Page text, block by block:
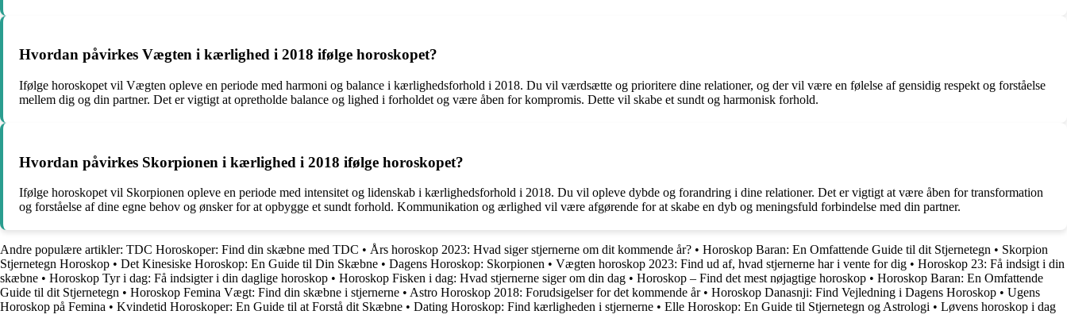
Hvordan påvirkes Vægten i kærlighed i 2018 ifølge horoskopet?
Ifølge horoskopet vil Vægten opleve en periode med harmoni og balance i kærlighedsforhold i 2018. Du vil værdsætte og prioritere dine relationer, og der vil være en følelse af gensidig respekt og forståelse
mellem dig og din partner. Det er vigtigt at opretholde balance og lighed i forholdet og være åben for kompromis. Dette vil skabe et sundt og harmonisk forhold.
Hvordan påvirkes Skorpionen i kærlighed i 2018 ifølge horoskopet?
Ifølge horoskopet vil Skorpionen opleve en periode med intensitet og lidenskab i kærlighedsforhold i 2018. Du vil opleve dybde og forandring i dine relationer. Det er vigtigt at være åben for transformation
og forståelse af dine egne behov og ønsker for at opbygge et sundt forhold. Kommunikation og ærlighed vil være afgørende for at skabe en dyb og meningsfuld forbindelse med din partner.
Andre populære artikler: TDC Horoskoper: Find din skæbne med TDC • Års horoskop 2023: Hvad siger stjernerne om dit kommende år? • Horoskop Baran: En Omfattende Guide til dit Stjernetegn • Skorpion
Stjernetegn Horoskop • Det Kinesiske Horoskop: En Guide til Din Skæbne • Dagens Horoskop: Skorpionen • Vægten horoskop 2023: Find ud af, hvad stjernerne har i vente for dig • Horoskop 23: Få indsigt i din
skæbne • Horoskop Tyr i dag: Få indsigter i din daglige horoskop • Horoskop Fisken i dag: Hvad stjernerne siger om din dag • Horoskop – Find det mest nøjagtige horoskop • Horoskop Baran: En Omfattende
Guide til dit Stjernetegn • Horoskop Femina Vægt: Find din skæbne i stjernerne • Astro Horoskop 2018: Forudsigelser for det kommende år• Horoskop Danasnji: Find Vejledning i Dagens Horoskop • Ugens
Horoskop på Femina • Kvindetid Horoskoper: En Guide til at Forstå dit Skæbne • Dating Horoskop: Find kærligheden i stjernerne • Elle Horoskop: En Guide til Stjernetegn og Astrologi • Løvens horoskop i dag